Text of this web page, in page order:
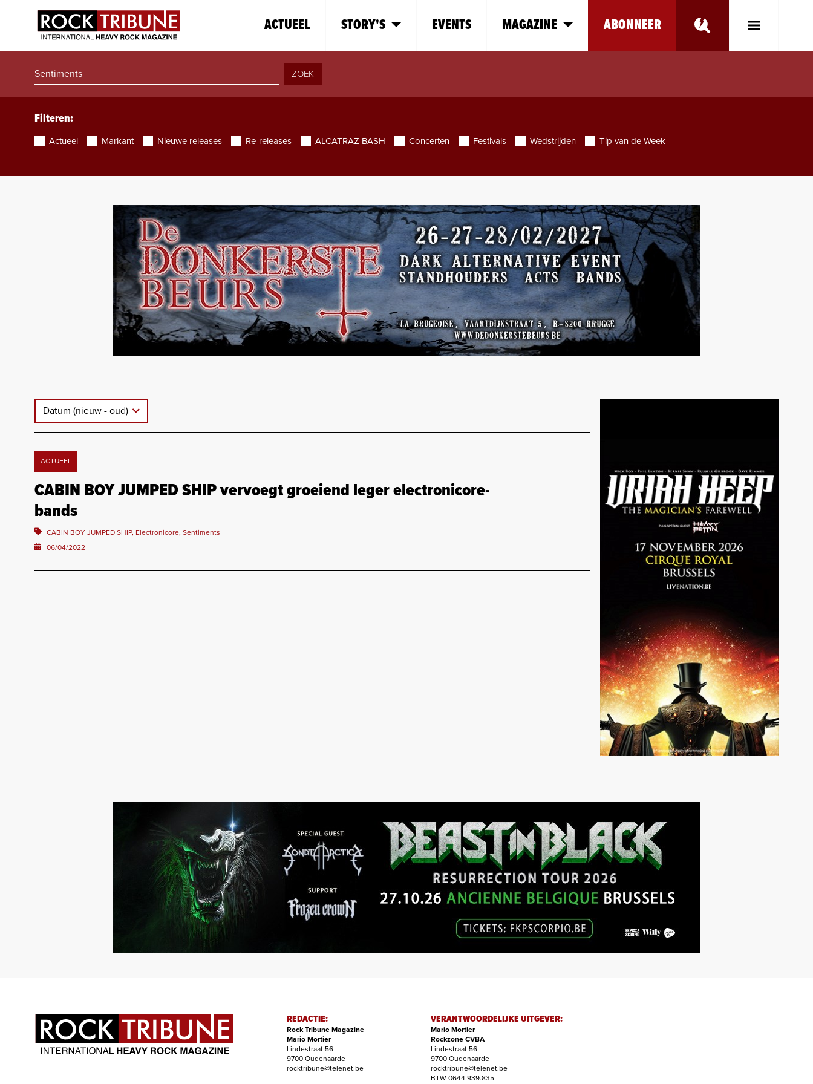
ACTUEEL STORY'S EVENTS MAGAZINE ABONNEER
Toggle
ZOEK
Filteren:
Actueel Markant Nieuwe releases Re-releases ALCATRAZ BASH Concerten Festivals Wedstrijden Tip van de Week
Datum (nieuw - oud)
ACTUEEL
CABIN BOY JUMPED SHIP vervoegt groeiend leger electronicore-
bands
CABIN BOY JUMPED SHIP, Electronicore, Sentiments
06/04/2022
REDACTIE:
Rock Tribune Magazine
Mario Mortier
Lindestraat 56
9700 Oudenaarde
rocktribune@telenet.be
VERANTWOORDELIJKE UITGEVER:
Mario Mortier
Rockzone CVBA
Lindestraat 56
9700 Oudenaarde
rocktribune@telenet.be
BTW 0644.939.835